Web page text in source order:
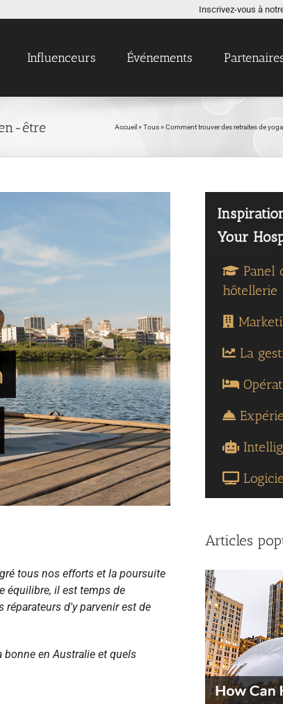
Inscrivez-vous à
Influenceurs Événements
être Accueil » Tous» Comment trouver des retraites de
tous nos efforts et la poursuite
équilibre, il est temps de
d'y parvenir est de
bonne en Australie et quels
Panel
hôtellerie
La
Articles